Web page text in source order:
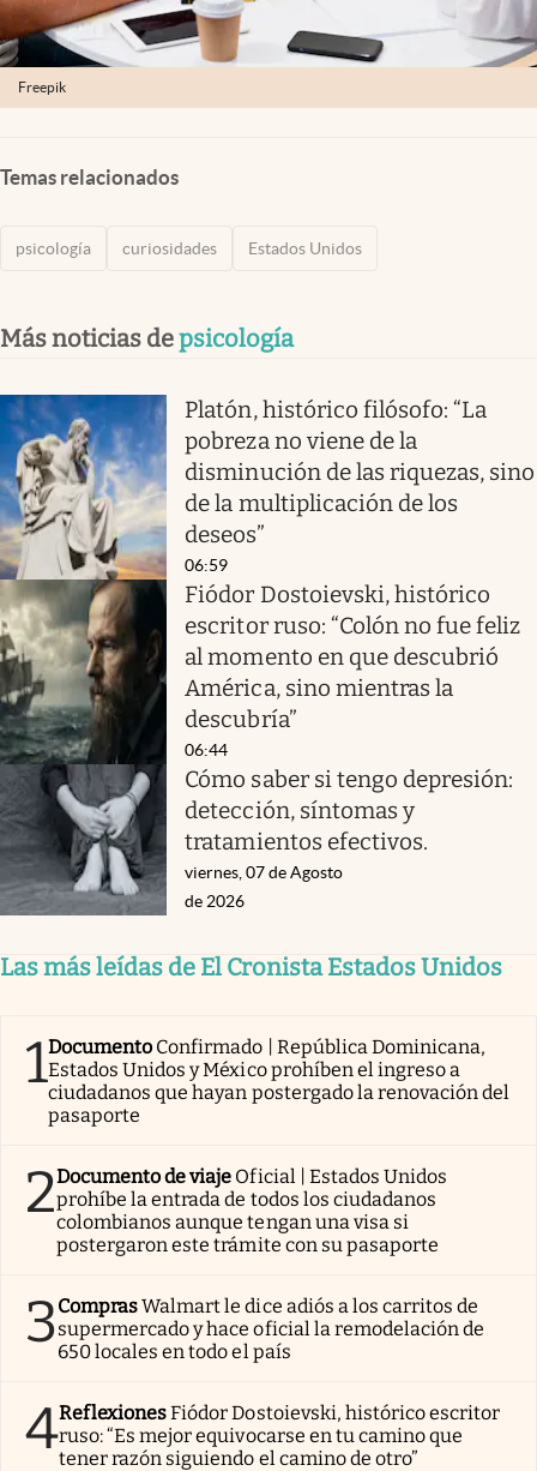
Freepik
Temas relacionados
psicología curiosidades Estados Unidos
Más noticias depsicología
Platón, histórico filósofo: “La
pobreza no viene de la
disminución de las riquezas, sino
de la multiplicación de los
deseos”
06:59
Fiódor Dostoievski, histórico
escritor ruso: “Colón no fue feliz
al momento en que descubrió
América, sino mientras la
descubría”
06:44
Cómo saber si tengo depresión:
detección, síntomas y
tratamientos efectivos.
viernes, 07 de Agosto
de 2026
Las más leídas de El Cronista Estados Unidos
1Documento Confirmado | República Dominicana,
Estados Unidos y México prohíben el ingreso a
ciudadanos que hayan postergado la renovación del
pasaporte
2Documento de viaje Oficial | Estados Unidos
prohíbe la entrada de todos los ciudadanos
colombianos aunque tengan una visa si
postergaron este trámite con su pasaporte
3ComprasWalmart le dice adiós a los carritos de
supermercado y hace oficial la remodelación de
650 locales en todo el país
4ReflexionesFiódor Dostoievski, histórico escritor
ruso: “Es mejor equivocarse en tu camino que
tener razón siguiendo el camino de otro”